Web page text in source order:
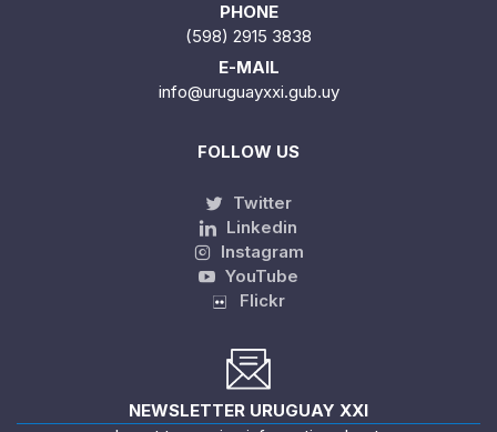
PHONE
(598) 2915 3838
E-MAIL
info@uruguayxxi.gub.uy
FOLLOW US
Twitter
Linkedin
Instagram
YouTube
Flickr
NEWSLETTER URUGUAY XXI